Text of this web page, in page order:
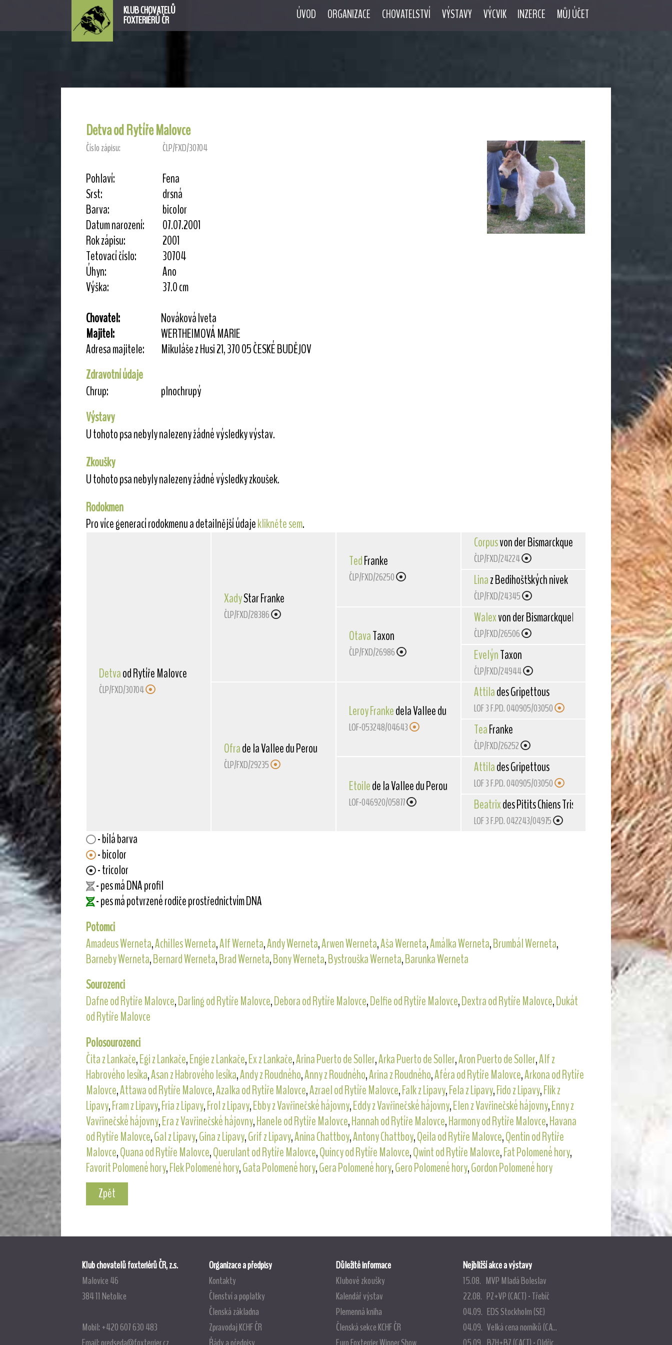
KLUB CHOVATELŮ
FOXTERIÉRŮ ČR ÚVOD ORGANIZACE CHOVATELSTVÍ VÝSTAVY VÝCVIK INZERCE MŮJ ÚČET
Detva od Rytíře Malovce
Číslo zápisu: ČLP/FXD/30704
Pohlaví:
Fena
Srst:
drsná
Barva:
bicolor
Datum narození:
07.07.2001
Rok zápisu:
2001
Tetovací číslo:
30704
Úhyn:
Ano
Výška:
37.0 cm
Chovatel:
Nováková Iveta
Majitel:
WERTHEIMOVÁ MARIE
Adresa majitele:
Mikuláše z Husi 21, 370 05 ČESKÉ BUDĚJOV
Zdravotní údaje
Chrup:
plnochrupý
Výstavy
U tohoto psa nebyly nalezeny žádné výsledky výstav.
Zkoušky
U tohoto psa nebyly nalezeny žádné výsledky zkoušek.
Rodokmen
Pro více generací rodokmenu a detailnější údajeklikněte sem.
Detvaod Rytíře Malovce
ČLP/FXD/30704
XadyStar Franke
ČLP/FXD/28386
Ofrade la Vallee du Perou
ČLP/FXD/29235
TedFranke
ČLP/FXD/26250
OtavaTaxon
ČLP/FXD/26986
Leroy Frankedela Vallee du Perou
LOF-053248/04643
Etoilede la Vallee du Perou
LOF-046920/05877
Corpusvon der Bismarckquelle
ČLP/FXD/24224
Linaz Bedihošťských nivek
ČLP/FXD/24345
Walexvon der Bismarckquelle
ČLP/FXD/26506
EvelýnTaxon
ČLP/FXD/24944
Attilades Gripettous
LOF 3 F.PD. 040905/03050
TeaFranke
ČLP/FXD/26252
Attilades Gripettous
LOF 3 F.PD. 040905/03050
Beatrixdes Pitits Chiens Tristes
LOF 3 F.PD. 042243/04975
- bílá barva
- bicolor
- tricolor
- pes má DNA profil
- pes má potvrzené rodiče prostřednictvím DNA
Potomci
Amadeus Werneta,Achilles Werneta,Alf Werneta,Andy Werneta,Arwen Werneta,Aša Werneta,Amálka Werneta,Brumbál Werneta,
Barneby Werneta,Bernard Werneta,Brad Werneta,Bony Werneta,Bystrouška Werneta,Barunka Werneta
Sourozenci
Dafne od Rytíře Malovce,Darling od Rytíře Malovce,Debora od Rytíře Malovce,Delfie od Rytíře Malovce,Dextra od Rytíře Malovce,Dukát
od Rytíře Malovce
Polosourozenci
Čita z Lankače,Egi z Lankače,Engie z Lankače,Ex z Lankače,Arina Puerto de Soller,Arka Puerto de Soller,Aron Puerto de Soller,Alf z
Habrového lesíka,Asan z Habrového lesíka,Andy z Roudného,Anny z Roudného,Arina z Roudného,Aféra od Rytíře Malovce,Arkona od Rytíře
Malovce,Attawa od Rytíře Malovce,Azalka od Rytíře Malovce,Azrael od Rytíře Malovce,Falk z Lipavy,Fela z Lipavy,Fido z Lipavy,Flik z
Lipavy,Fram z Lipavy,Fria z Lipavy,Frol z Lipavy,Ebby z Vavřinečské hájovny,Eddy z Vavřinečské hájovny,Elen z Vavřinečské hájovny,Enny z
Vavřinečské hájovny,Era z Vavřinečské hájovny,Hanele od Rytíře Malovce,Hannah od Rytíře Malovce,Harmony od Rytíře Malovce,Havana
od Rytíře Malovce,Gal z Lipavy,Gina z Lipavy,Grif z Lipavy,Anina Chattboy,Antony Chattboy,Qeila od Rytíře Malovce,Qentin od Rytíře
Malovce,Quana od Rytíře Malovce,Querulant od Rytíře Malovce,Quincy od Rytíře Malovce,Qwint od Rytíře Malovce,Fat Polomené hory,
Favorit Polomené hory,Flek Polomené hory,Gata Polomené hory,Gera Polomené hory,Gero Polomené hory,Gordon Polomené hory
Zpět
Klub chovatelů foxteriérů ČR, z.s.
Malovice 46
384 11 Netolice
Mobil: +420 607 630 483
Organizace a předpisy
Kontakty
Členství a poplatky
Členská základna
Zpravodaj KCHF ČR
Důležité informace
Klubové zkoušky
Kalendář výstav
Plemenná kniha
Členská sekce KCHF ČR
Nejbližší akce a výstavy
15.08. MVP Mladá Boleslav
22.08. PZ+VP (CACT) - Třebíč
04.09. EDS Stockholm (SE)
04.09. Velká cena norníků (CA...